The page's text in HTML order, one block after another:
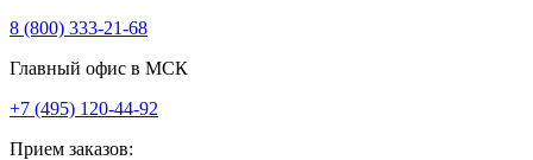
8 (800) 333‑21-68
Главный офис в МСК
+7 (495) 120-44-92
Прием заказов: